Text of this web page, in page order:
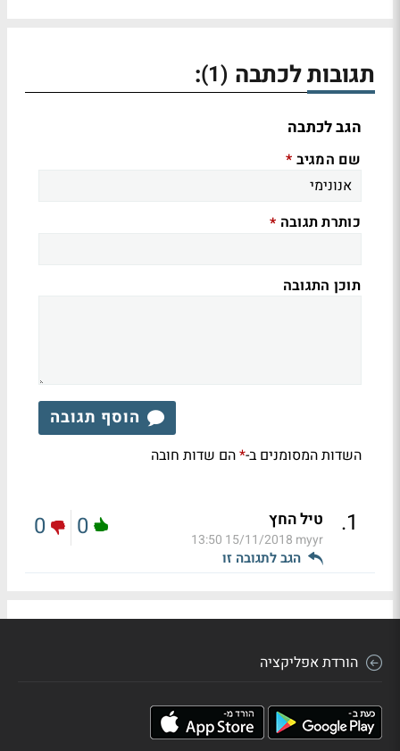
תגובות לכתבה (1)
:
הגב לכתבה
שם המגיב *
כותרת תגובה *
תוכן התגובה
הוסף תגובה
השדות המסומנים ב-*הם שדות חובה
1
. טיל החץ
myyr
15/11/2018 13:50
הגב לתגובה זו
0
0
הורדת אפליקציה